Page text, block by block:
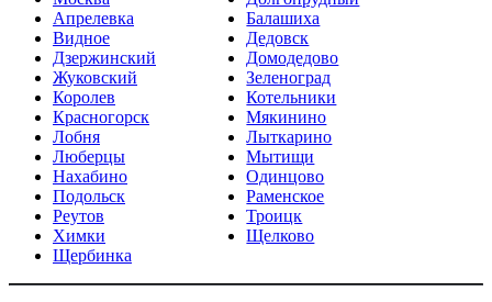
Апрелевка
Балашиха
Видное
Дедовск
Дзержинский
Домодедово
Жуковский
Зеленоград
Королев
Котельники
Красногорск
Мякинино
Лобня
Лыткарино
Люберцы
Мытищи
Нахабино
Одинцово
Подольск
Раменское
Реутов
Троицк
Химки
Щелково
Щербинка